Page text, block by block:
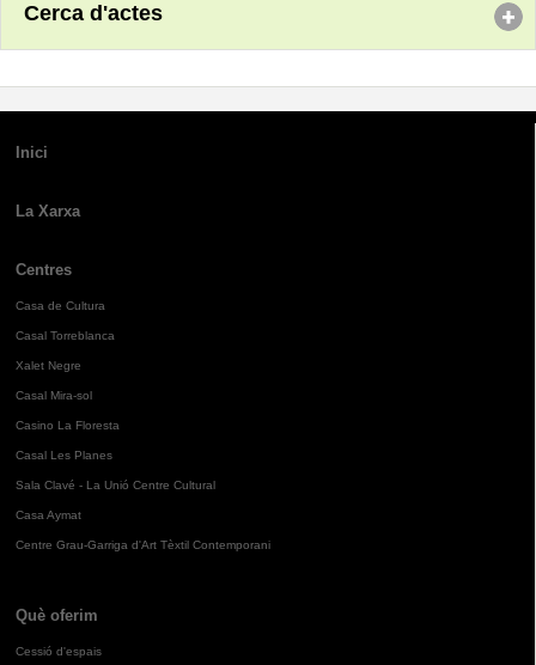
Cerca d'actes
Inici
La Xarxa
Centres
Casa de Cultura
Casal Torreblanca
Xalet Negre
Casal Mira-sol
Casino La Floresta
Casal Les Planes
Sala Clavé - La Unió Centre Cultural
Casa Aymat
Centre Grau-Garriga d'Art Tèxtil Contemporani
Què oferim
Cessió d'espais